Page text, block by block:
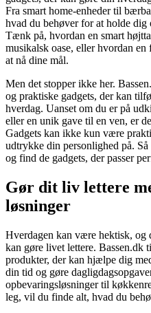
Fra smart home-enheder til
hvad du behøver for at holde dig
Tænk på, hvordan en smart
musikalsk oase, eller hvordan
at nå dine mål.
Men det stopper ikke her.
og praktiske gadgets, der kan
hverdag. Uanset om du er på
eller en unik gave til en ven, er
Gadgets kan ikke kun være
udtrykke din personlighed på.
og find de gadgets, der passer
Gør dit liv lettere
løsninger
Hverdagen kan være hektisk, og
kan gøre livet lettere. Bassen.dk
produkter, der kan hjælpe dig
din tid og gøre
opbevaringsløsninger til
leg, vil du finde alt, hvad du